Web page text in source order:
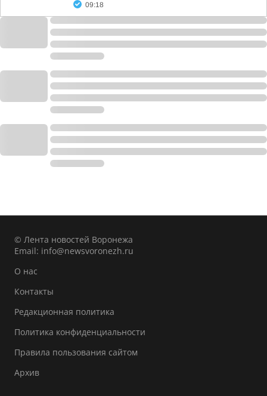
09:18
© Лента новостей Воронежа
Email: info@newsvoronezh.ru
О нас
Контакты
Редакционная политика
Политика конфиденциальности
Правила пользования сайтом
Архив